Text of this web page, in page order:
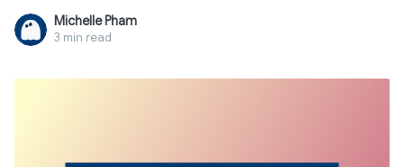
này, proxy theo dõi thứ hạng từ khoá chính là giải pháp trung
gian hoàn hảo giúp bạn ẩn danh và thu thập dữ liệu một cách
an toàn, khách quan nhất. Hãy cùng tìm hiểu chi tiết cách hoạt
Michelle Pham
3 min read